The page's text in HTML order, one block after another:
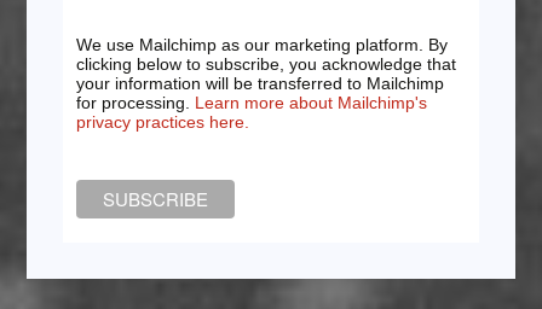
We use Mailchimp as our marketing platform. By
clicking below to subscribe, you acknowledge that
your information will be transferred to Mailchimp
for processing. Learn more about Mailchimp's
privacy practices here.